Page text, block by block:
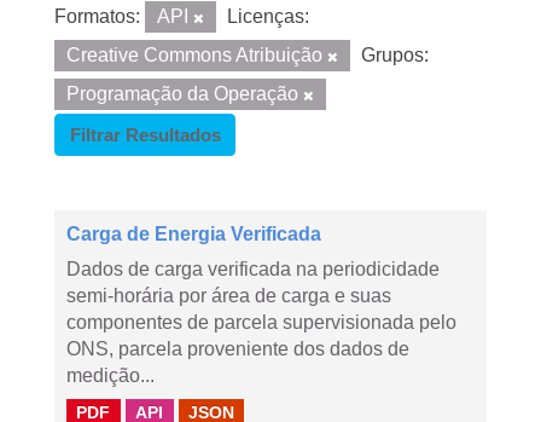
Formatos: API
Licenças:
Creative Commons Atribuição
Grupos:
Programação da Operação
Filtrar Resultados
Carga de Energia Verificada
Dados de carga verificada na periodicidade
semi-horária por área de carga e suas
componentes de parcela supervisionada pelo
ONS, parcela proveniente dos dados de
medição...
PDF API JSON